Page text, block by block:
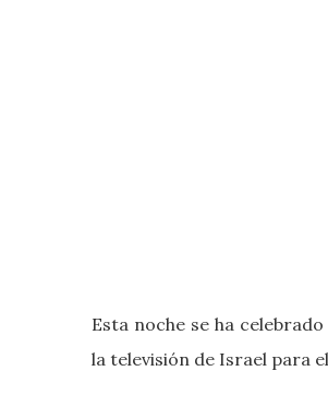
Esta noche se ha
la televisión de Israel para